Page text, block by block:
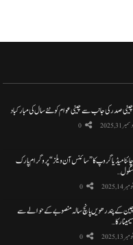
چینی صدر کی جانب سے چینی عوام کو نئے سال کی مبارکباد
دسمبر 31, 2025
چائنا میڈیا گروپ کا ”سائنس آن ویلز“ پروگرام پارک
سکول…
نومبر 14, 2025
چین کے پندرھویں پانچ سالہ منصوبے کے حوالے سے
سیمینار کا…
نومبر 13, 2025